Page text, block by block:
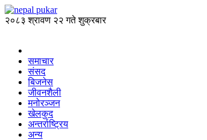
२०८३ श्रावण २२ गते शुक्रबार
समाचार
संसद
बिजनेस
जीवनशैली
मनोरञ्जन
खेलकुद
अन्तर्राष्ट्रिय
अन्य